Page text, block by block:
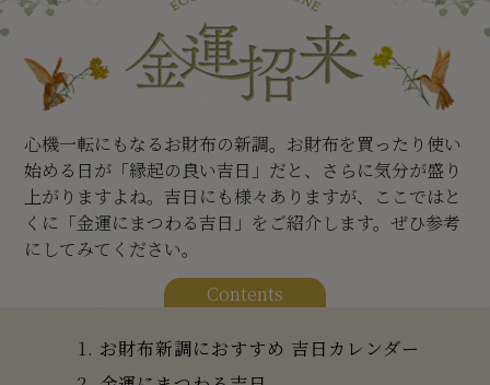
心機一転にもなるお財布の新調。お財布を買ったり使い
始める日が「縁起の良い吉日」だと、さらに気分が盛り
上がりますよね。吉日にも様々ありますが、ここではと
くに「金運にまつわる吉日」をご紹介します。ぜひ参考
にしてみてください。
Contents
お財布新調におすすめ 吉日カレンダー